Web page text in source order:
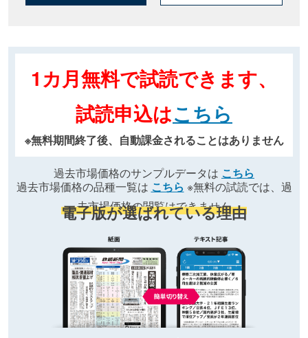
1カ月無料で試読できます、
試読申込はこちら
※無料期間終了後、自動課金されることはありません
過去市場価格のサンプルデータは こちら
過去市場価格の品種一覧は こちら ※無料の試読では、過
去市場価格の閲覧はできません
電子版が選ばれている理由